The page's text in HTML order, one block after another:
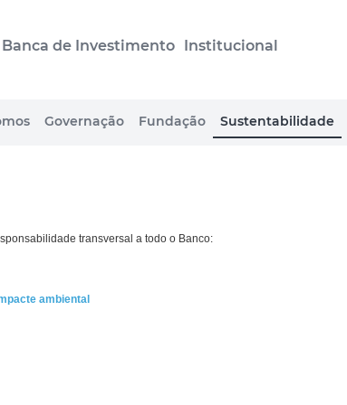
Banca de Investimento Institucional
Governação Fundação Sustentabilidade
transversal a todo o Banco:
ambiental